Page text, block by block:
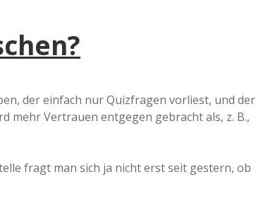
der einfach nur Quizfragen vorliest, und der
mehr Vertrauen entgegen gebracht als, z. B.,
fragt man sich ja nicht erst seit gestern, ob